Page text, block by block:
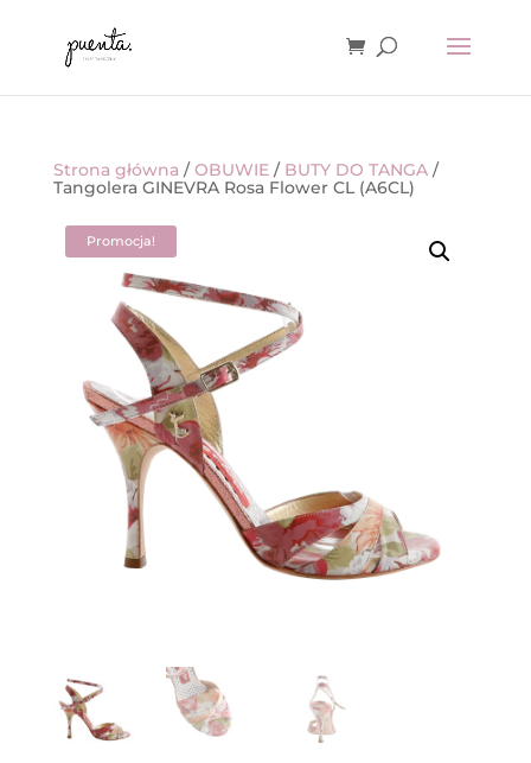
Strona główna /OBUWIE/ BUTY DO TANGA/
Tangolera GINEVRA Rosa Flower CL (A6CL)
Promocja!